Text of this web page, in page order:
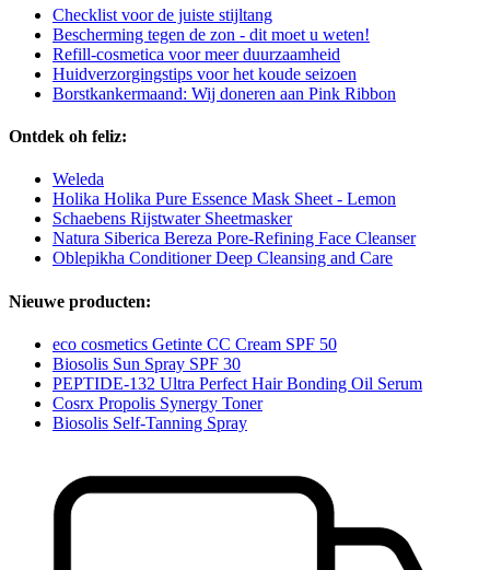
Checklist voor de juiste stijltang
Bescherming tegen de zon - dit moet u weten!
Refill-cosmetica voor meer duurzaamheid
Huidverzorgingstips voor het koude seizoen
Borstkankermaand: Wij doneren aan Pink Ribbon
Ontdek oh feliz:
Weleda
Holika Holika Pure Essence Mask Sheet - Lemon
Schaebens Rijstwater Sheetmasker
Natura Siberica Bereza Pore-Refining Face Cleanser
Oblepikha Conditioner Deep Cleansing and Care
Nieuwe producten:
eco cosmetics Getinte CC Cream SPF 50
Biosolis Sun Spray SPF 30
PEPTIDE-132 Ultra Perfect Hair Bonding Oil Serum
Cosrx Propolis Synergy Toner
Biosolis Self-Tanning Spray